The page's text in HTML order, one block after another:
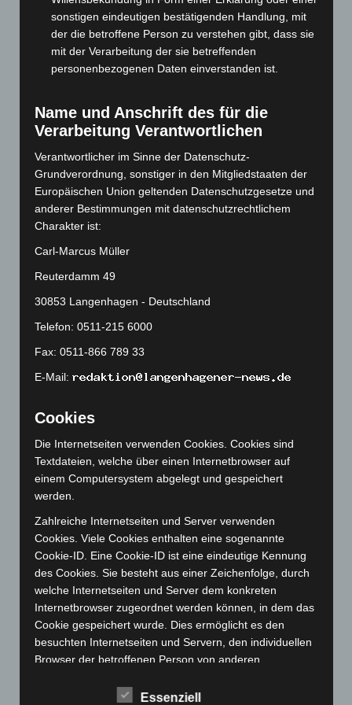
Mai 2024(149)
April 2024
(102)
März 2024(103)
Januar 2024(111)
Dezember 2023(130)
November 2023(130)
Oktober 2023
(114)
September 2023(133)
August 2023(134)
Juli 2023(118)
Juni 2023(142)
Mai 2023(139)
April 2023(155)
März 2023(174)
Februar 2023(154)
Dezember 2022
November 2022(167)
Oktober 2022 (166)
September 2022
August 2022 (166)
Juli 2022(133)
Juni 2022 (167)
Mai 2022 (177)
April 2022(198)
März 2022(221)
Februar 2022 (189)
sonstigen eindeutigen bestätigenden Handlung, mit
der die betroffene Person zu verstehen gibt, dass sie
mit der Verarbeitung der sie betreffenden
personenbezogenen Daten einverstanden ist.
Name und Anschrift des für die
Verarbeitung Verantwortlichen
Verantwortlicher im Sinne der Datenschutz-
Grundverordnung, sonstiger in den Mitgliedstaaten der
Europäischen Union geltenden Datenschutzgesetze und
anderer Bestimmungen mit datenschutzrechtlichem
Charakter ist:
Carl-Marcus Müller
Reuterdamm 49
30853 Langenhagen - Deutschland
Telefon: 0511-215 6000
Fax: 0511-866 789 33
E-Mail:
Cookies
Die Internetseiten verwenden Cookies. Cookies sind
Textdateien, welche über einen Internetbrowser auf
einem Computersystem abgelegt und gespeichert
werden.
Zahlreiche Internetseiten und Server verwenden
Cookies. Viele Cookies enthalten eine sogenannte
Cookie-ID. Eine Cookie-ID ist eine eindeutige Kennung
des Cookies. Sie besteht aus einer Zeichenfolge, durch
welche Internetseiten und Server dem konkreten
Internetbrowser zugeordnet werden können, in dem das
Cookie gespeichert wurde. Dies ermöglicht es den
besuchten Internetseiten und Servern, den individuellen
Browser der betroffenen Person von anderen
unterscheiden. Ein bestimmter Internetbrowser kann
Essenziell